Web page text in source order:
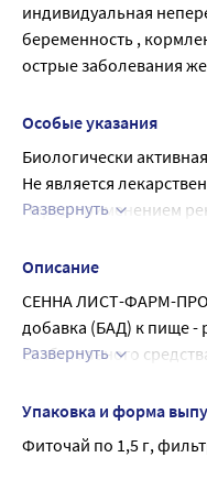
индивидуальная
беременность ,
острые заболевания
Особые указания
Биологически
Не является
Перед применением
Развернуть
Описание
СЕННА ЛИСТ-ФАРМ-
добавка (БАД) к пище -
слабительного
На фоне его приема
оформленный стул.
Экстракт сенны
Развернуть
Упаковка и форма
Фиточай по 1,5 г,